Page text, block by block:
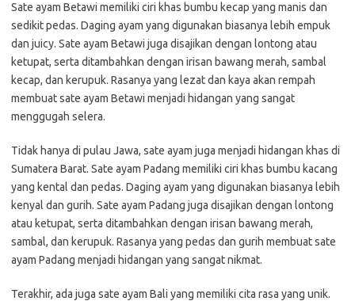
Sate ayam Betawi memiliki ciri khas bumbu kecap yang manis dan
sedikit pedas. Daging ayam yang digunakan biasanya lebih empuk
dan juicy. Sate ayam Betawi juga disajikan dengan lontong atau
ketupat, serta ditambahkan dengan irisan bawang merah, sambal
kecap, dan kerupuk. Rasanya yang lezat dan kaya akan rempah
membuat sate ayam Betawi menjadi hidangan yang sangat
menggugah selera.
Tidak hanya di pulau Jawa, sate ayam juga menjadi hidangan khas di
Sumatera Barat. Sate ayam Padang memiliki ciri khas bumbu kacang
yang kental dan pedas. Daging ayam yang digunakan biasanya lebih
kenyal dan gurih. Sate ayam Padang juga disajikan dengan lontong
atau ketupat, serta ditambahkan dengan irisan bawang merah,
sambal, dan kerupuk. Rasanya yang pedas dan gurih membuat sate
ayam Padang menjadi hidangan yang sangat nikmat.
Terakhir, ada juga sate ayam Bali yang memiliki cita rasa yang unik.